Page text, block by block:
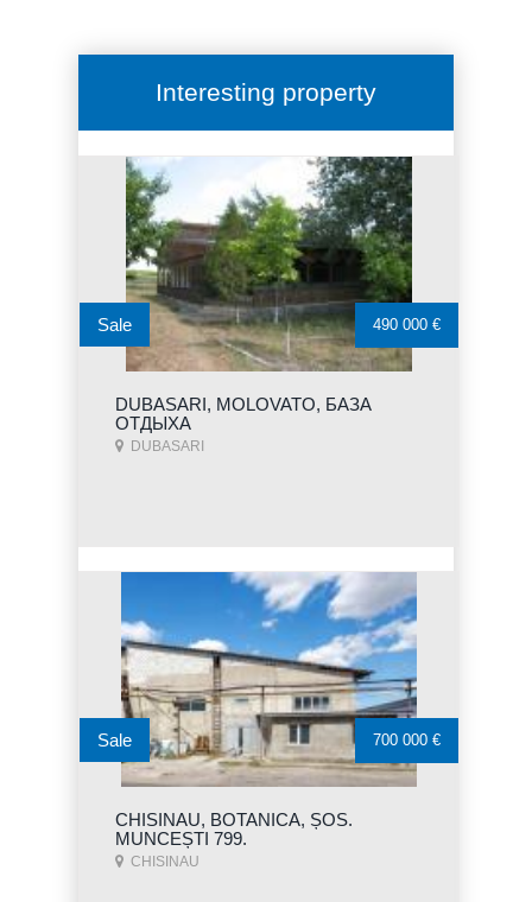
Interesting property
DUBASARI, MOLOVATO, БАЗА
ОТДЫХА
DUBASARI
Sale 490 000 €
CHISINAU, BOTANICA, ȘOS.
MUNCEȘTI 799.
CHISINAU
Sale 700 000 €